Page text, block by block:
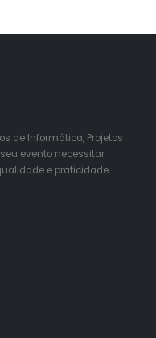
de Informática, Projetos
evento necessitar
e praticidade….